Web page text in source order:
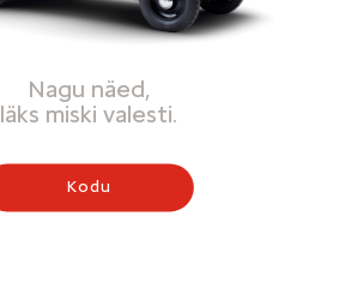
Nagu näed,
läks miski valesti.
Kodu